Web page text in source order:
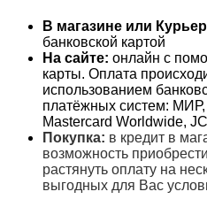
В магазине или
банковской картой
На сайте: онлайн с
карты. Оплата
использованием
платёжных систем:
Mastercard Worldwide,
Покупка: в кредит в
возможность
растянуть оплату на
выгодных для Вас